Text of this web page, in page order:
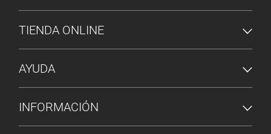
MENÚ DE PIE DE PÁGINA
TIENDA ONLINE
AYUDA
INFORMACIÓN